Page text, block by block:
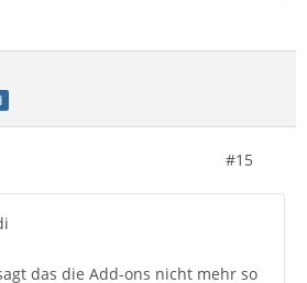
#15
das die Add-ons nicht mehr so